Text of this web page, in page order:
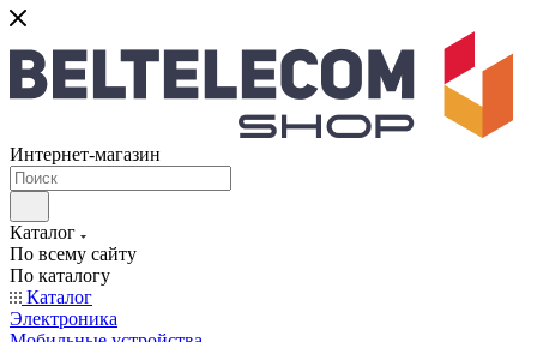
Интернет-магазин
Каталог
По всему сайту
По каталогу
Каталог
Электроника